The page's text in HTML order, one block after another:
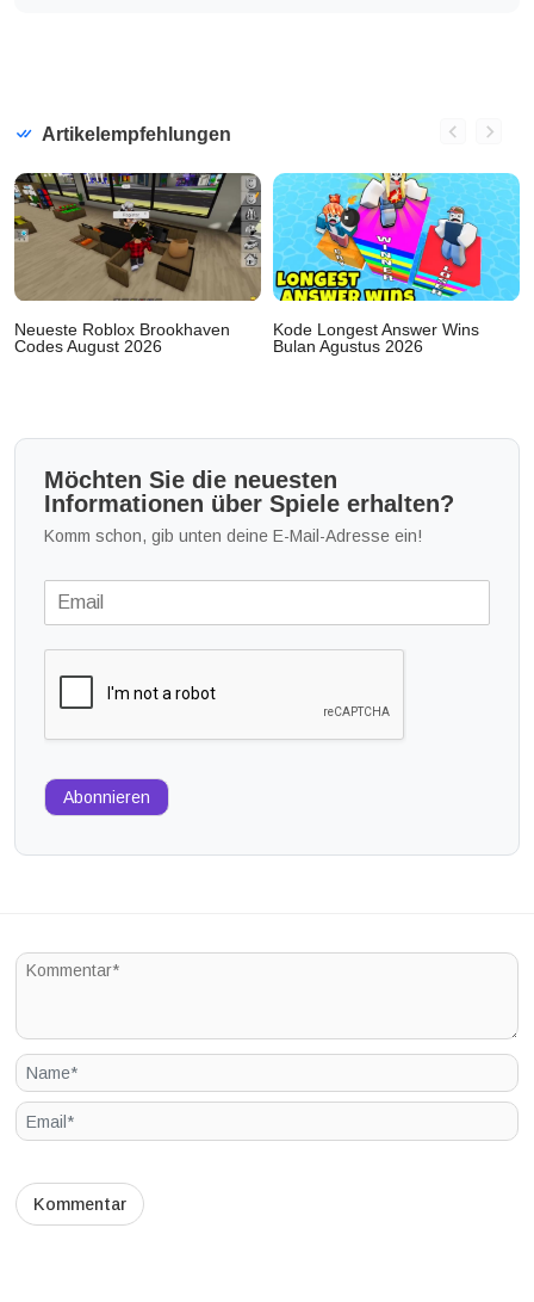
Artikelempfehlungen
Neueste Roblox Brookhaven
Codes August 2026
Kode Longest Answer Wins
Bulan Agustus 2026
Möchten Sie die neuesten
Informationen über Spiele erhalten?
Komm schon, gib unten deine E-Mail-Adresse ein!
Abonnieren